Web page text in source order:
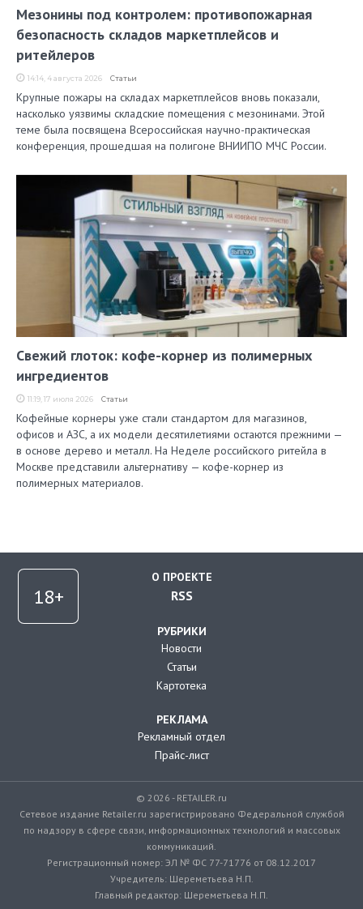
Мезонины под контролем: противопожарная
безопасность складов маркетплейсов и
ритейлеров
14:14, 4 августа 2026 Статьи
Крупные пожары на складах маркетплейсов вновь показали,
насколько уязвимы складские помещения с мезонинами. Этой
теме была посвящена Всероссийская научно-практическая
конференция, прошедшая на полигоне ВНИИПО МЧС России.
Свежий глоток: кофе-корнер из полимерных
ингредиентов
11:19, 17 июля 2026 Статьи
Кофейные корнеры уже стали стандартом для магазинов,
офисов и АЗС, а их модели десятилетиями остаются прежними —
в основе дерево и металл. На Неделе российского ритейла в
Москве представили альтернативу — кофе-корнер из
полимерных материалов.
О ПРОЕКТЕ
RSS
РУБРИКИ
Новости
Статьи
Картотека
РЕКЛАМА
Рекламный отдел
Прайс-лист
© 2026 - RETAILER.ru
Сетевое издание Retailer.ru зарегистрировано Федеральной службой
по надзору в сфере связи, информационных технологий и массовых
коммуникаций.
Регистрационный номер: ЭЛ № ФС 77-71776 от 08.12.2017
Учредитель: Шереметьева Н.П.
Главный редактор: Шереметьева Н.П.